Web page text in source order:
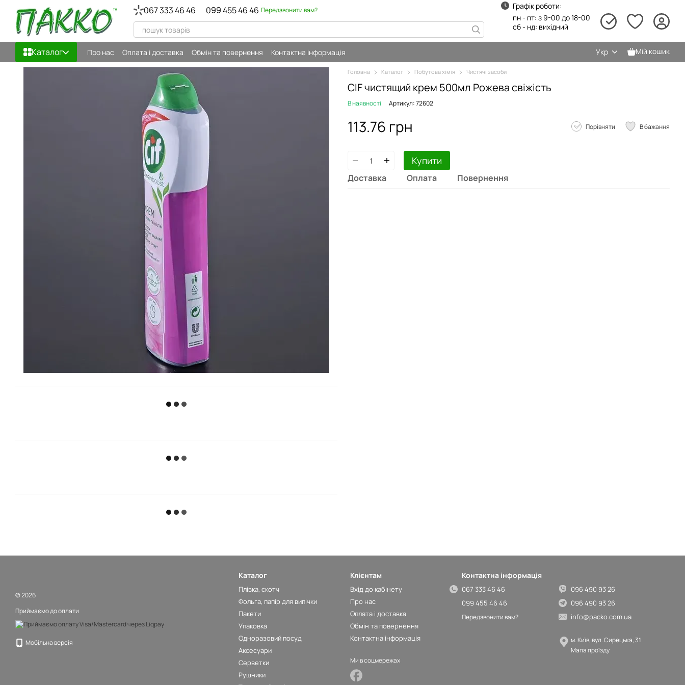
Перейти до основного контенту 067 333 46 46 099 455 46 46 Передзвонити вам?
Графік роботи:
пн - пт: з 9-00 до 18-00
сб - нд: вихідний
Каталог Про нас Оплата і доставка Обмін та повернення Контактна інформація Укр Мій кошик
Головна Каталог Побутова хімія Чистячі засоби
СIF чистящий крем 500мл Рожева свіжість
В наявності Артикул: 72602
113.76 грн Порівняти В бажання
Купити
Доставка Оплата Повернення
© 2026
Приймаємо до оплати
Мобільна версія
Каталог
Плівка, скотч
Фольга, папір для випічки
Пакети
Упаковка
Одноразовий посуд
Аксесуари
Серветки
Рушники
Клієнтам
Вхід до кабінету
Про нас
Оплата і доставка
Обмін та повернення
Контактна інформація
Ми в соцмережах
Контактна інформація
067 333 46 46
099 455 46 46
Передзвонити вам?
096 490 93 26
096 490 93 26
info@packo.com.ua
м. Київ, вул. Сирецька, 31
Мапа проїзду